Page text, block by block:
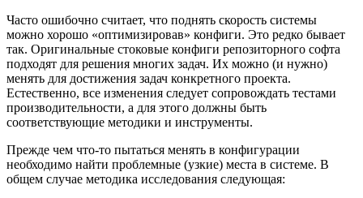
Часто ошибочно считает, что поднять скорость системы
можно хорошо «оптимизировав» конфиги. Это редко бывает
так. Оригинальные стоковые конфиги репозиторного софта
подходят для решения многих задач. Их можно (и нужно)
менять для достижения задач конкретного проекта.
Естественно, все изменения следует сопровождать тестами
производительности, а для этого должны быть
соответствующие методики и инструменты.
Прежде чем что-то пытаться менять в конфигурации
необходимо найти проблемные (узкие) места в системе. В
общем случае методика исследования следующая: